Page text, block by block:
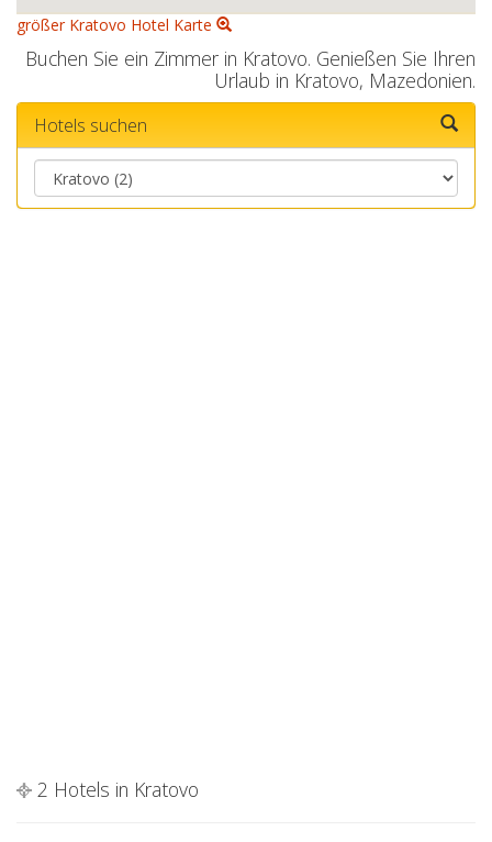
größer Kratovo Hotel Karte
Buchen Sie ein Zimmer in Kratovo. Genießen Sie Ihren
Urlaub in Kratovo, Mazedonien.
Hotels suchen
2 Hotels in Kratovo